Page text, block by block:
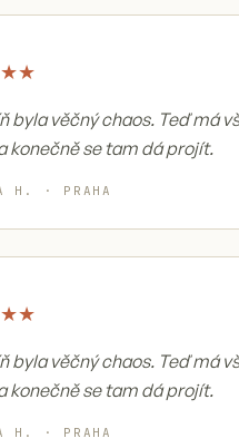
★★
byla věčný chaos. Teď má
konečně se tam dá projít.
H. · PRAHA
★★
byla věčný chaos. Teď má
konečně se tam dá projít.
H. · PRAHA